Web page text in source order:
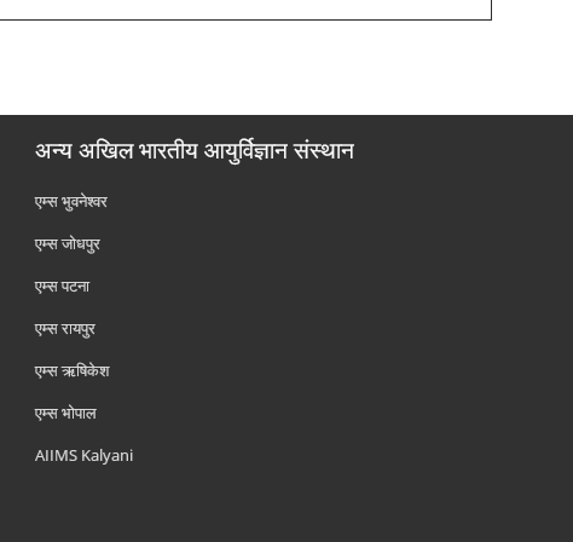
अन्य अखिल भारतीय आयुर्विज्ञान संस्थान
एम्‍स भुवनेश्वर
एम्‍स जोधपुर
एम्‍स पटना
एम्‍स रायपुर
एम्‍स ऋषिकेश
एम्‍स भोपाल
AIIMS Kalyani